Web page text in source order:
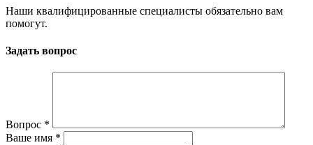
Наши квалифицированные специалисты обязательно вам
помогут.
Задать вопрос
Вопрос *
Ваше имя *